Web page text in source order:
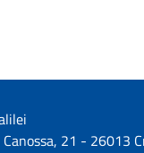
21 - 26013